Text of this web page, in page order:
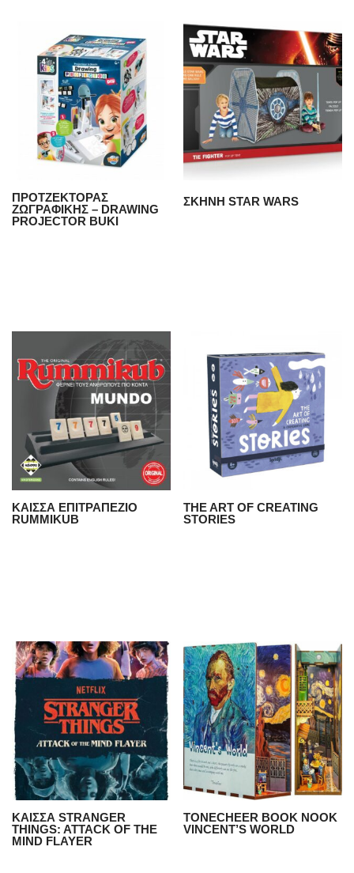
ΠΡΟΤΖΕΚΤΟΡΑΣ
ΖΩΓΡΑΦΙΚΗΣ – DRAWING
PROJECTOR BUKI
ΣΚΗΝΗ STAR WARS
ΚΑΙΣΣΑ ΕΠΙΤΡΑΠΕΖΙΟ
RUMMIKUB
THE ART OF CREATING
STORIES
ΚΑΙΣΣΑ STRANGER
THINGS: ATTACK OF THE
MIND FLAYER
TONECHEER BOOK NOOK
VINCENT’S WORLD